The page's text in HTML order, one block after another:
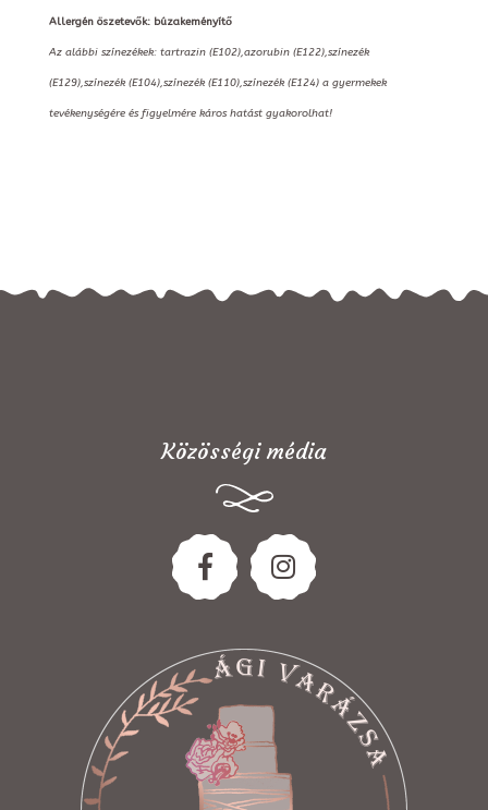
Allergén öszetevők: búzakeményítő
Az alábbi színezékek: tartrazin (E102),azorubin (E122),színezék
(E129),színezék (E104),színezék (E110),színezék (E124) a gyermekek
tevékenységére és figyelmére káros hatást gyakorolhat!
Közösségi média